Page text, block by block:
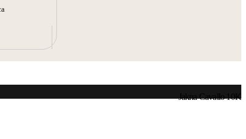
Jakna Cavallo 10K